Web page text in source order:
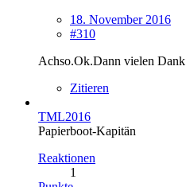
18. November 2016
#310
Achso.Ok.Dann vielen Dank
Zitieren
TML2016
Papierboot-Kapitän
Reaktionen
1